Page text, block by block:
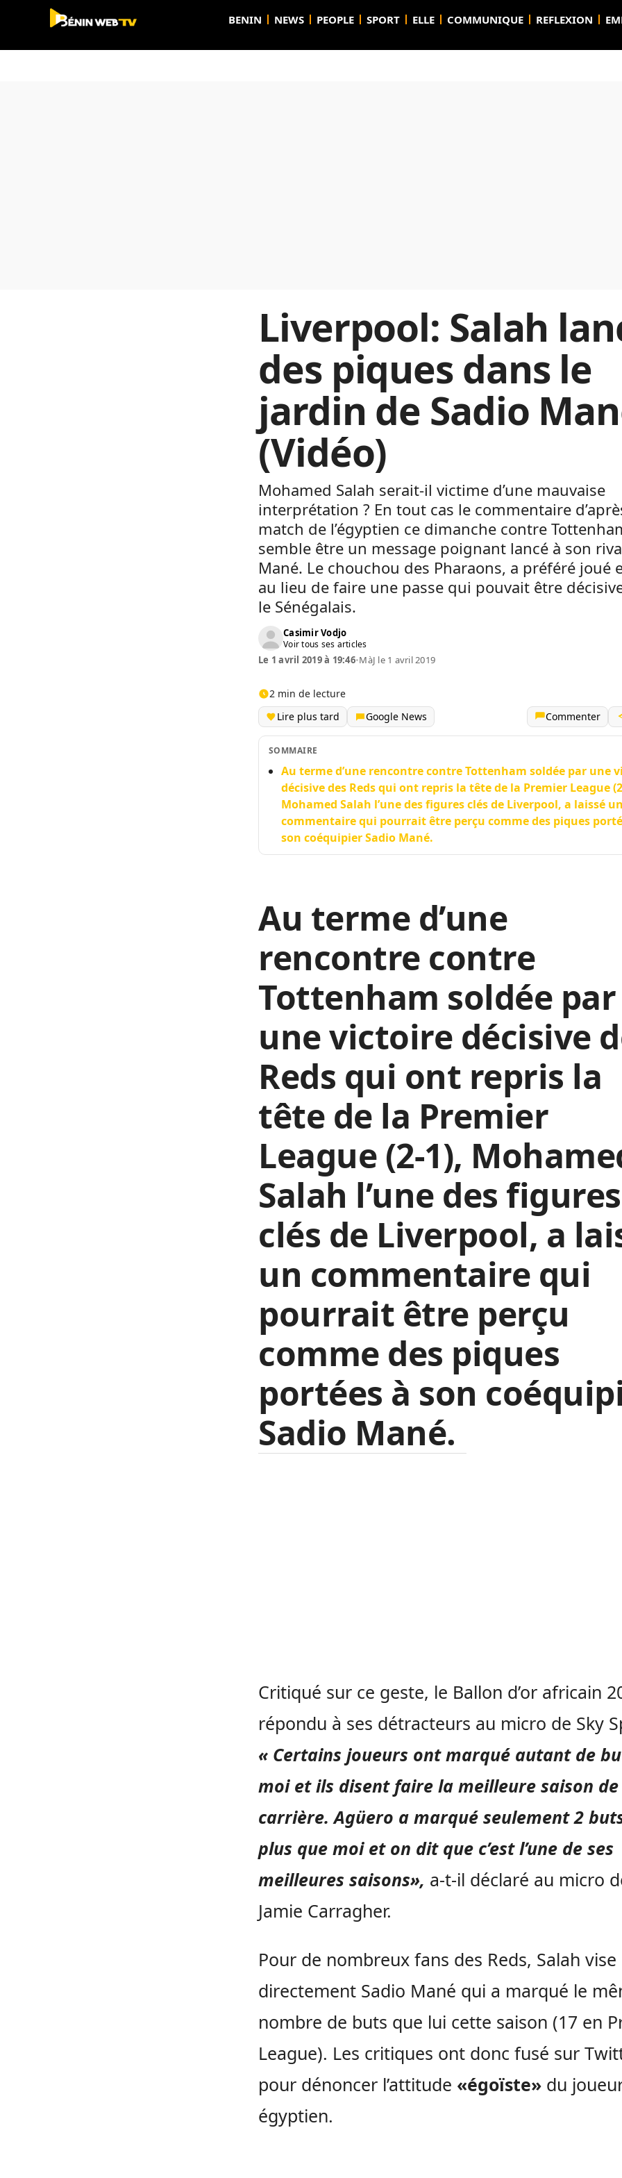
BENIN NEWS PEOPLE SPORT ELLE COMMUNIQUE REFLEXION
Liverpool: Salah
des piques dans le
jardin de Sadio
(Vidéo)
Mohamed Salah serait-il victime d’une mauvaise
interprétation ? En tout cas le commentaire
match de l’égyptien ce dimanche contre
semble être un message poignant lancé à son
Mané. Le chouchou des Pharaons, a préféré joué
au lieu de faire une passe qui pouvait être
le Sénégalais.
Casimir Vodjo
Voir tous ses articles
Le 1 avril 2019 à 19:46•MàJ le 1 avril 2019
2 min de lecture
Lire plus tard
Google News Commenter
SOMMAIRE
Au terme d’une rencontre contre Tottenham soldée par une
décisive des Reds qui ont repris la tête de la Premier League
Mohamed Salah l’une des figures clés de Liverpool, a laissé
commentaire qui pourrait être perçu comme des piques
son coéquipier Sadio Mané.
Au terme d’une
rencontre contre
Tottenham soldée par
une victoire décisive
Reds qui ont repris la
tête de la Premier
League (2-1),
Salah l’une des figures
clés de Liverpool, a
un commentaire qui
pourrait être perçu
comme des piques
portées à son
Sadio Mané.
Critiqué sur ce geste, le Ballon d’or africain
répondu à ses détracteurs au micro de Sky
« Certains joueurs ont marqué autant de
moi et ils disent faire la meilleure saison
carrière. Agüero a marqué seulement 2
plus que moi et on dit que c’est l’une de ses
meilleures saisons», a-t-il déclaré au micro
Jamie Carragher.
Pour de nombreux fans des Reds, Salah vise
directement Sadio Mané qui a marqué le
nombre de buts que lui cette saison (17 en
League). Les critiques ont donc fusé sur
pour dénoncer l’attitude «égoïste» du
égyptien.